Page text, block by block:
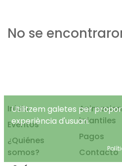
No se
Inicio
Eventos
¿Quiénes
somos?
infantiles
Pagos
Contacto
Utilitzem galetes per
experiència d'usuari.